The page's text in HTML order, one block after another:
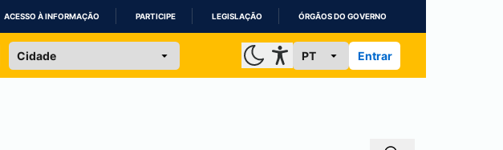
ACESSO À INFORMAÇÃO PARTICIPE LEGISLAÇÃO ÓRGÃOS DO GOVERNO
Entrar